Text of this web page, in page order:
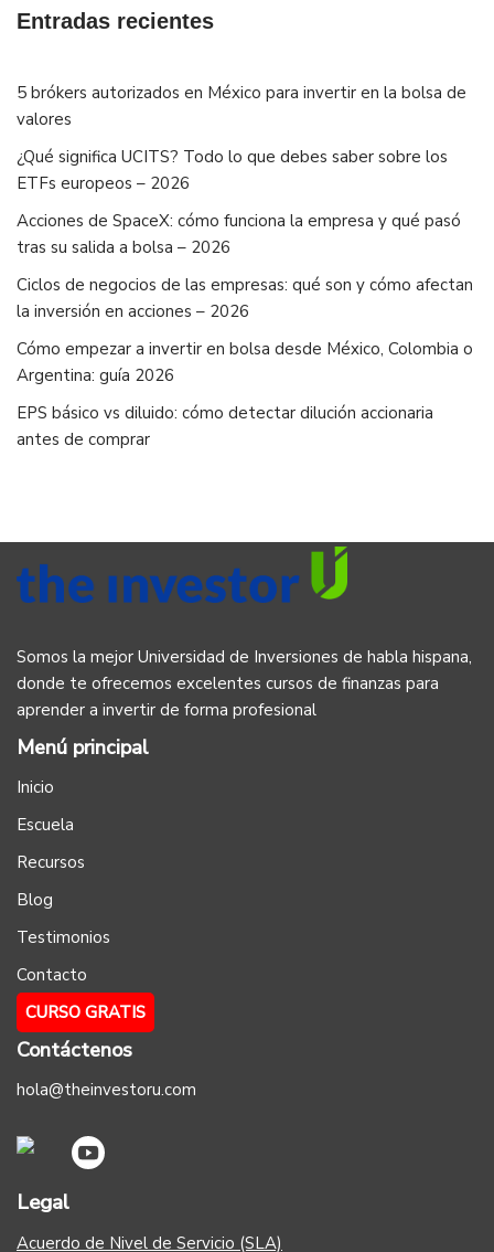
Entradas recientes
5 brókers autorizados en México para invertir en la bolsa de
valores
¿Qué significa UCITS? Todo lo que debes saber sobre los
ETFs europeos – 2026
Acciones de SpaceX: cómo funciona la empresa y qué pasó
tras su salida a bolsa – 2026
Ciclos de negocios de las empresas: qué son y cómo afectan
la inversión en acciones – 2026
Cómo empezar a invertir en bolsa desde México, Colombia o
Argentina: guía 2026
EPS básico vs diluido: cómo detectar dilución accionaria
antes de comprar
Somos la mejor Universidad de Inversiones de habla hispana,
donde te ofrecemos excelentes cursos de finanzas para
aprender a invertir de forma profesional
Menú principal
Inicio
Escuela
Recursos
Blog
Testimonios
Contacto
CURSO GRATIS
Contáctenos
hola@theinvestoru.com
Legal
Acuerdo de Nivel de Servicio (SLA)